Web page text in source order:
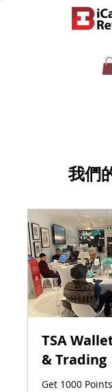
我們
TSA
& Trading
Get 1000 Points